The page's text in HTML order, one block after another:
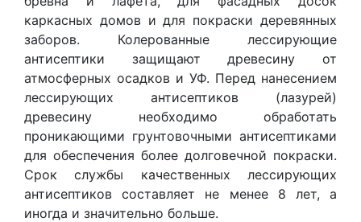
каркасных домов и для покраски деревянных
заборов. Колерованные лессирующие
антисептики защищают древесину от
атмосферных осадков и УФ. Перед нанесением
лессирующих антисептиков (лазурей)
древесину необходимо обработать
проникающими грунтовочными антисептиками
для обеспечения более долговечной покраски.
Срок службы качественных лессирующих
антисептиков составляет не менее 8 лет, а
иногда и значительно больше.